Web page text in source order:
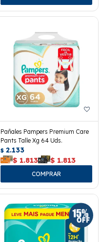
Pañales Pampers Premium Care
Pants Talle Xg 64 Uds.
$ 2.133
$ 1.813 $ 1.813